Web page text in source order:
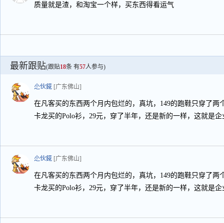
质量就是渣，和淘宝一个样，买东西得看运气
最新跟贴(跟贴18条 有57人参与)
尐伙錵 [广东佛山]
在凡客买的东西两个月内包烂的，真坑，149的跑鞋只穿了两
卡龙买的Polo衫，29元，穿了半年，还是新的一样，这就是企
尐伙錵 [广东佛山]
在凡客买的东西两个月内包烂的，真坑，149的跑鞋只穿了两
卡龙买的Polo衫，29元，穿了半年，还是新的一样，这就是企